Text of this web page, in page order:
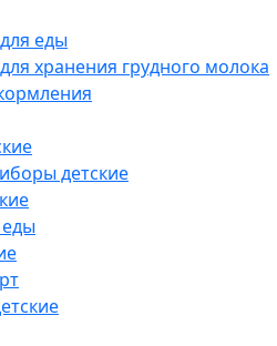
еды
хранения грудного молока
детские